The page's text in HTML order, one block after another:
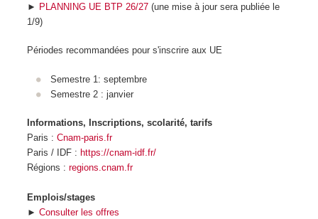
► PLANNING UE BTP 26/27 (une mise à jour sera publiée le
1/9)
Périodes recommandées pour s'inscrire aux UE
Semestre 1: septembre
Semestre 2 : janvier
Informations, Inscriptions, scolarité, tarifs
Paris : Cnam-paris.fr
Paris / IDF : https://cnam-idf.fr/
Régions : regions.cnam.fr
Emplois/stages
► Consulter les offres